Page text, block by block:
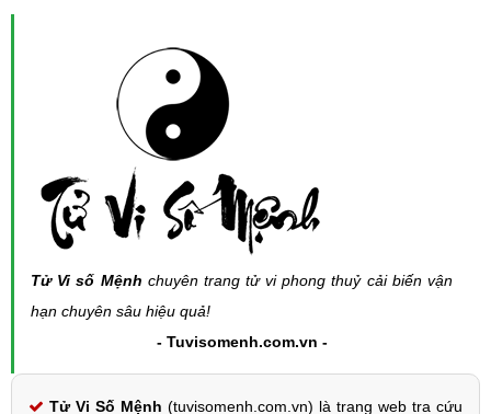
Tử Vi số Mệnh chuyên trang tử vi phong thuỷ cải biến vận
hạn chuyên sâu hiệu quả!
- Tuvisomenh.com.vn -
Tử Vi Số Mệnh (tuvisomenh.com.vn) là trang web tra cứu